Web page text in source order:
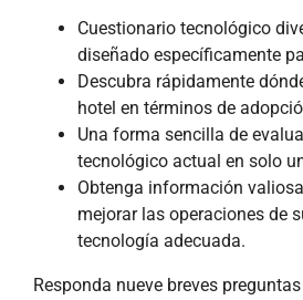
Cuestionario tecnológico
diseñado específicamente
Descubra rápidamente
hotel en términos de
Una forma sencilla de
tecnológico actual en solo
Obtenga información
mejorar las operaciones de
tecnología adecuada.
Responda nueve breves